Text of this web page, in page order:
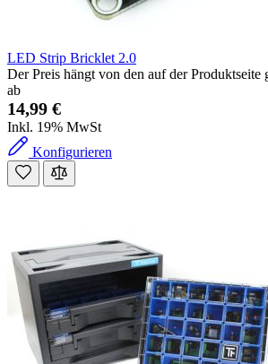
LED Strip Bricklet 2.0
Der Preis hängt von den auf der Produktseite
ab
14,99 €
Inkl. 19% MwSt
Konfigurieren